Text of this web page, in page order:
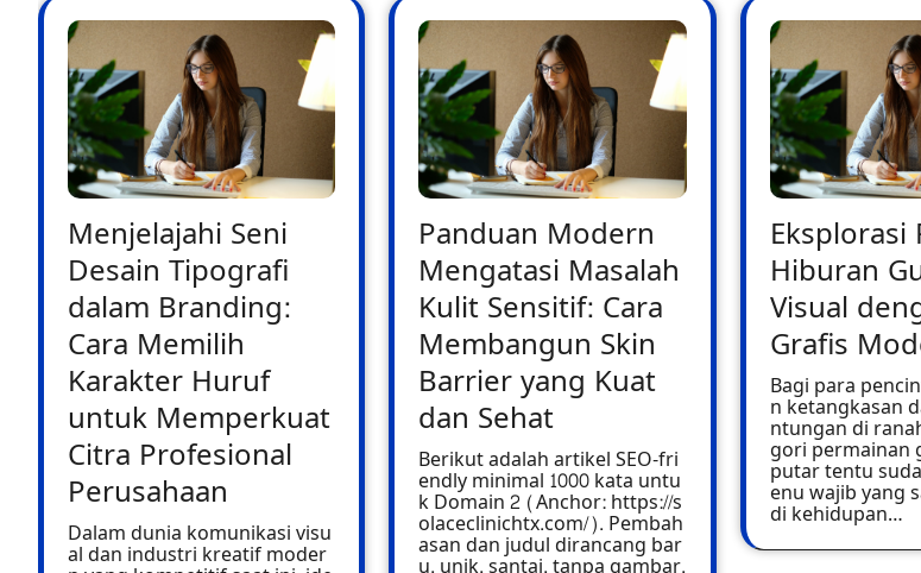
Menjelajahi Seni
Desain Tipografi
dalam Branding:
Cara Memilih
Karakter Huruf
untuk Memperkuat
Citra Profesional
Perusahaan
Dalam dunia komunikasi visu
al dan industri kreatif moder
Panduan Modern
Mengatasi Masalah
Kulit Sensitif: Cara
Membangun Skin
Barrier yang Kuat
dan Sehat
Berikut adalah artikel SEO-fri
endly minimal 1000 kata untu
k Domain 2 (Anchor: https://s
olaceclinichtx.com/). Pembah
asan dan judul dirancang bar
Eksplorasi
Hiburan
Visual
Grafis
Bagi para
n ketangkasan
ntungan di
gori permainan
putar tentu
enu wajib yang
di kehidupan…